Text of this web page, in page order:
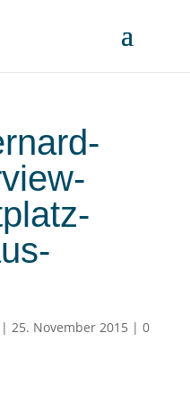
| 25. November 2015 | 0